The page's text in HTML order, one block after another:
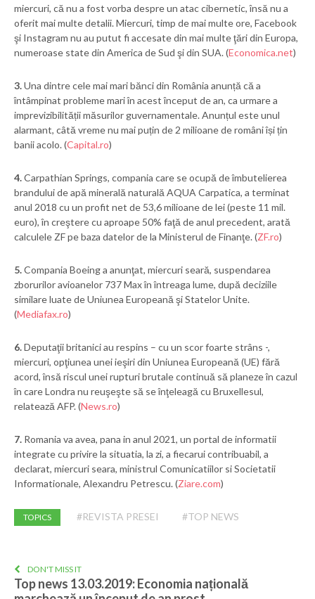
miercuri, că nu a fost vorba despre un atac cibernetic, însă nu a
oferit mai multe detalii. Miercuri, timp de mai multe ore, Facebook
şi Instagram nu au putut fi accesate din mai multe ţări din Europa,
numeroase state din America de Sud şi din SUA. (Economica.net)
3.Una dintre cele mai mari bănci din România anunță că a
întâmpinat probleme mari în acest început de an, ca urmare a
imprevizibilității măsurilor guvernamentale. Anunțul este unul
alarmant, câtă vreme nu mai puțin de 2 milioane de români își țin
banii acolo. (Capital.ro)
4.Carpathian Springs, compania care se ocupă de îmbutelierea
brandului de apă minerală naturală AQUA Carpatica, a terminat
anul 2018 cu un profit net de 53,6 milioane de lei (peste 11 mil.
euro), în creştere cu aproape 50% faţă de anul precedent, arată
calculele ZF pe baza datelor de la Ministerul de Finanţe. (ZF.ro)
5.Compania Boeing a anunţat, miercuri seară, suspendarea
zborurilor avioanelor 737 Max în întreaga lume, după deciziile
similare luate de Uniunea Europeană şi Statelor Unite.
(Mediafax.ro)
6.Deputaţii britanici au respins – cu un scor foarte strâns -,
miercuri, opţiunea unei ieşiri din Uniunea Europeană (UE) fără
acord, însă riscul unei rupturi brutale continuă să planeze în cazul
în care Londra nu reuşeşte să se înţeleagă cu Bruxellesul,
relatează AFP. (News.ro)
7. Romania va avea, pana in anul 2021, un portal de informatii
integrate cu privire la situatia, la zi, a fiecarui contribuabil, a
declarat, miercuri seara, ministrul Comunicatiilor si Societatii
Informationale, Alexandru Petrescu. (Ziare.com)
TOPICS #REVISTA PRESEI #TOP NEWS
DON'T MISS IT
Top news 13.03.2019: Economia națională